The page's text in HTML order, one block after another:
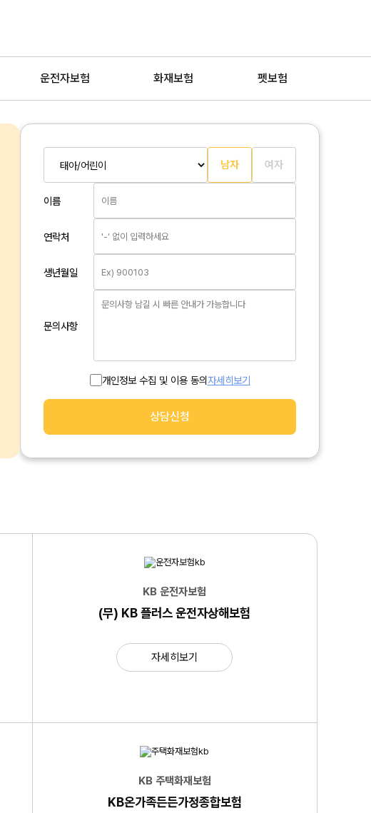
운전자보험 화재보험 펫보험
KB손해보험 암보험
KB 9회주는 암보험Plus
75세 가입연령으로 고령자도 가입,
암 보장도 폭넓게(특약)
남자 여자
이름
연락처
생년월일
문의사항
개인정보 수집 및 이용 동의자세히보기
상담신청
KB 운전자보험
(무) KB 플러스 운전자상해보험
자세히보기
KB 주택화재보험
KB온가족든든가정종합보험